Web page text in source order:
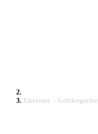
Eiscreme – Gefriergeräte